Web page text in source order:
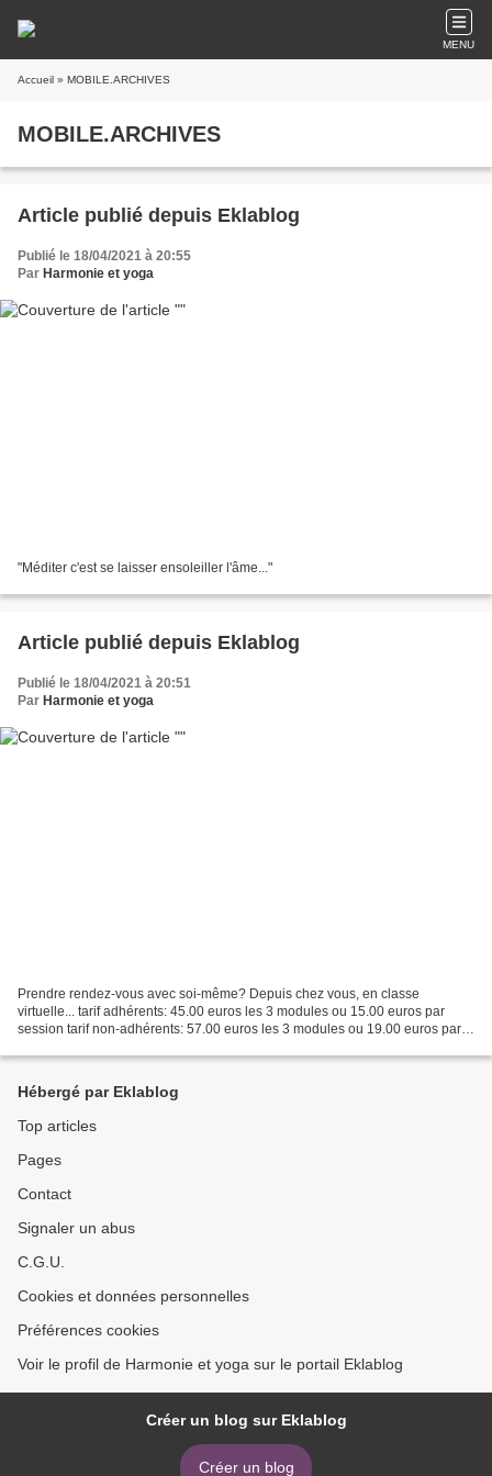
MENU
Accueil » MOBILE.ARCHIVES
MOBILE.ARCHIVES
Article publié depuis Eklablog
Publié le 18/04/2021 à 20:55
Par Harmonie et yoga
"Méditer c'est se laisser ensoleiller l'âme..."
Article publié depuis Eklablog
Publié le 18/04/2021 à 20:51
Par Harmonie et yoga
Prendre rendez-vous avec soi-même? Depuis chez vous, en classe
virtuelle... tarif adhérents: 45.00 euros les 3 modules ou 15.00 euros par
session tarif non-adhérents: 57.00 euros les 3 modules ou 19.00 euros par
Hébergé par Eklablog
Top articles
Pages
Contact
Signaler un abus
C.G.U.
Cookies et données personnelles
Préférences cookies
Voir le profil de Harmonie et yoga sur le portail Eklablog
Créer un blog sur Eklablog
Créer un blog